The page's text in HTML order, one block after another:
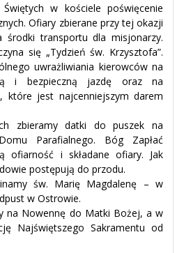
w kościele poświęcenie
Ofiary zbierane przy tej okazji
środki transportu dla misjonarzy.
się „Tydzień św. Krzysztofa”.
uwrażliwiania kierowców na
i bezpieczną jazdę oraz na
które jest najcenniejszym darem
zbieramy datki do puszek na
Parafialnego. Bóg Zapłać
ofiarność i składane ofiary. Jak
postępują do przodu.
św. Marię Magdalenę – w
w Ostrowie.
na Nowennę do Matki Bożej, a w
Najświętszego Sakramentu od